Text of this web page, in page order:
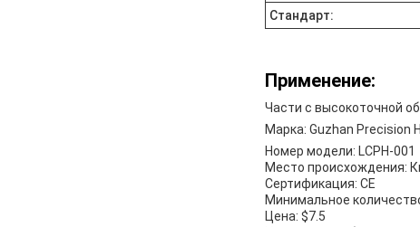
Стандарт:
Применение:
Части с высокоточной
Марка: Guzhan Precision
Номер модели: LCPH-001
Место происхождения:
Сертификация: CE
Минимальное
Цена: $7.5